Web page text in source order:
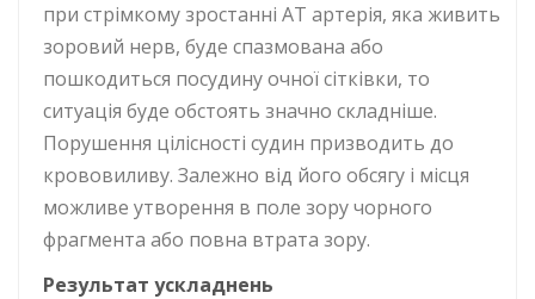
при стрімкому зростанні АТ артерія, яка живить
зоровий нерв, буде спазмована або
пошкодиться посудину очної сітківки, то
ситуація буде обстоять значно складніше.
Порушення цілісності судин призводить до
крововиливу. Залежно від його обсягу і місця
можливе утворення в поле зору чорного
фрагмента або повна втрата зору.
Результат ускладнень